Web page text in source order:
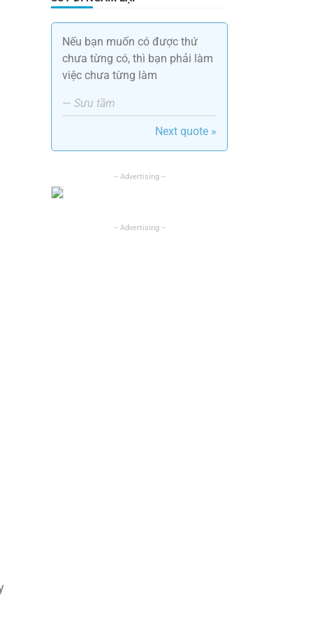
Nếu bạn muốn có được thứ
chưa từng có, thì bạn phải làm
việc chưa từng làm
— Sưu tầm
Next quote »